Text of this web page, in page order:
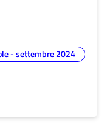
- settembre 2024